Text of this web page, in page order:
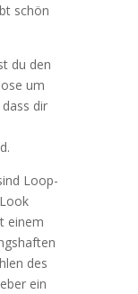
schön
du den
um
dir
Loop-
einem
des
ein